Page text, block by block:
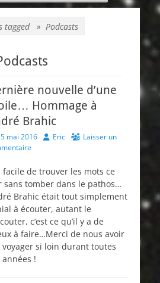
tagged » Podcasts
nouvelle d’une
Hommage à
Brahic
mai 2016 Author
Eric
Laisser un
facile de trouver les mots ce
sans tomber dans le pathos…
Brahic était tout simplement
à écouter, autant le
c’est ce qu’il y a de
à faire…Merci de nous avoir
si loin durant toutes
années !